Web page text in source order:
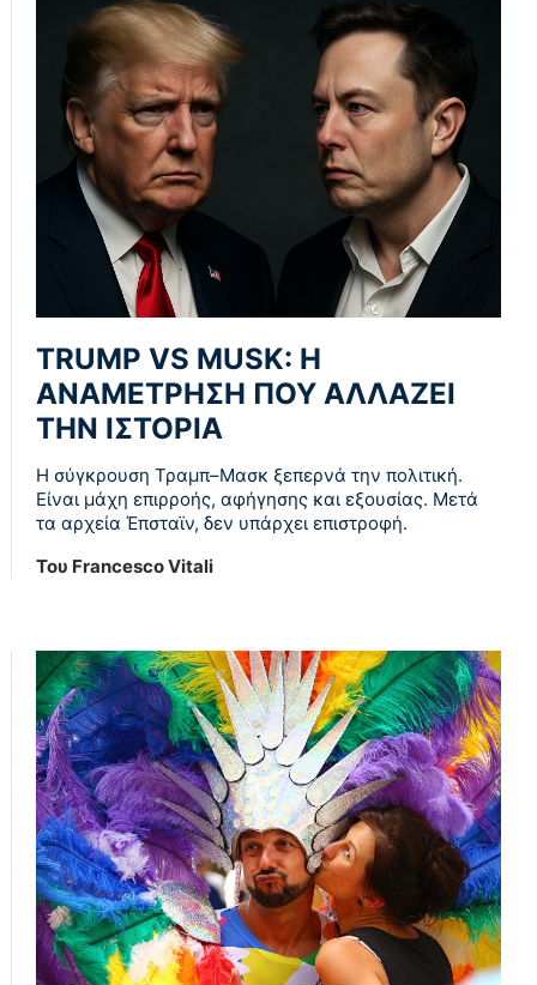
TRUMP VS MUSK: Η
ΑΝΑΜΈΤΡΗΣΗ ΠΟΥ ΑΛΛΆΖΕΙ
ΤΗΝ ΙΣΤΟΡΊΑ
Η σύγκρουση Τραμπ–Μασκ ξεπερνά την πολιτική.
Είναι μάχη επιρροής, αφήγησης και εξουσίας. Μετά
τα αρχεία Έπσταϊν, δεν υπάρχει επιστροφή.
Του Francesco Vitali